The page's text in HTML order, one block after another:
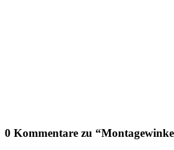
0 Kommentare zu “